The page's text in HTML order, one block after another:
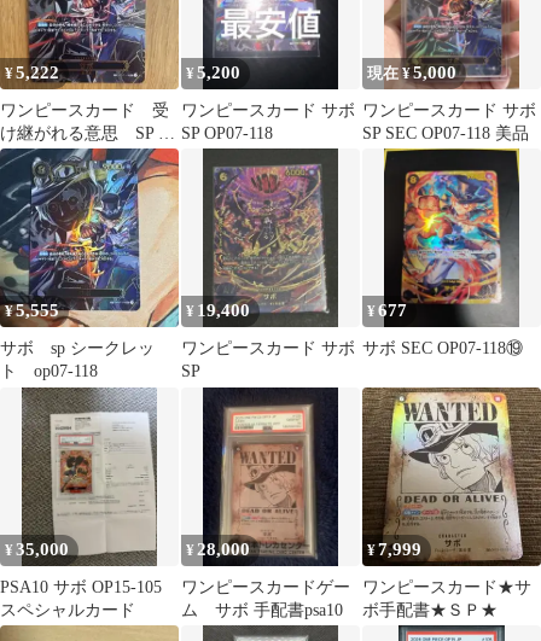
¥5,222
ワンピースカード 受
け継がれる意思 SP パ
ラレル サボ
¥5,200
ワンピースカード サボ
SP OP07-118
現在 ¥5,000
ワンピースカード サボ
SP SEC OP07-118 美品
¥5,555
サボ sp シークレッ
ト op07-118
¥ 19,400
ワンピースカード サボ
SP
¥677
サボ SEC OP07-118⑲
¥35,000
PSA10 サボ OP15-105
スペシャルカード
¥ 28,000
ワンピースカードゲー
ム サボ 手配書psa10
¥7,999
ワンピースカード★サ
ボ手配書★ＳＰ★